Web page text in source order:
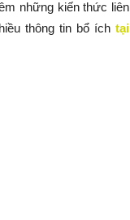
những kiến thức liên
thông tin bổ ích tại